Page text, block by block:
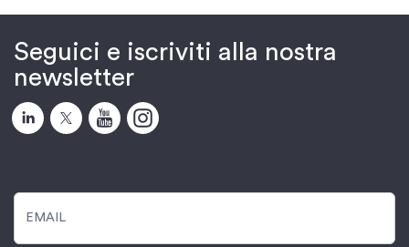
Seguici e iscriviti alla nostra
newsletter